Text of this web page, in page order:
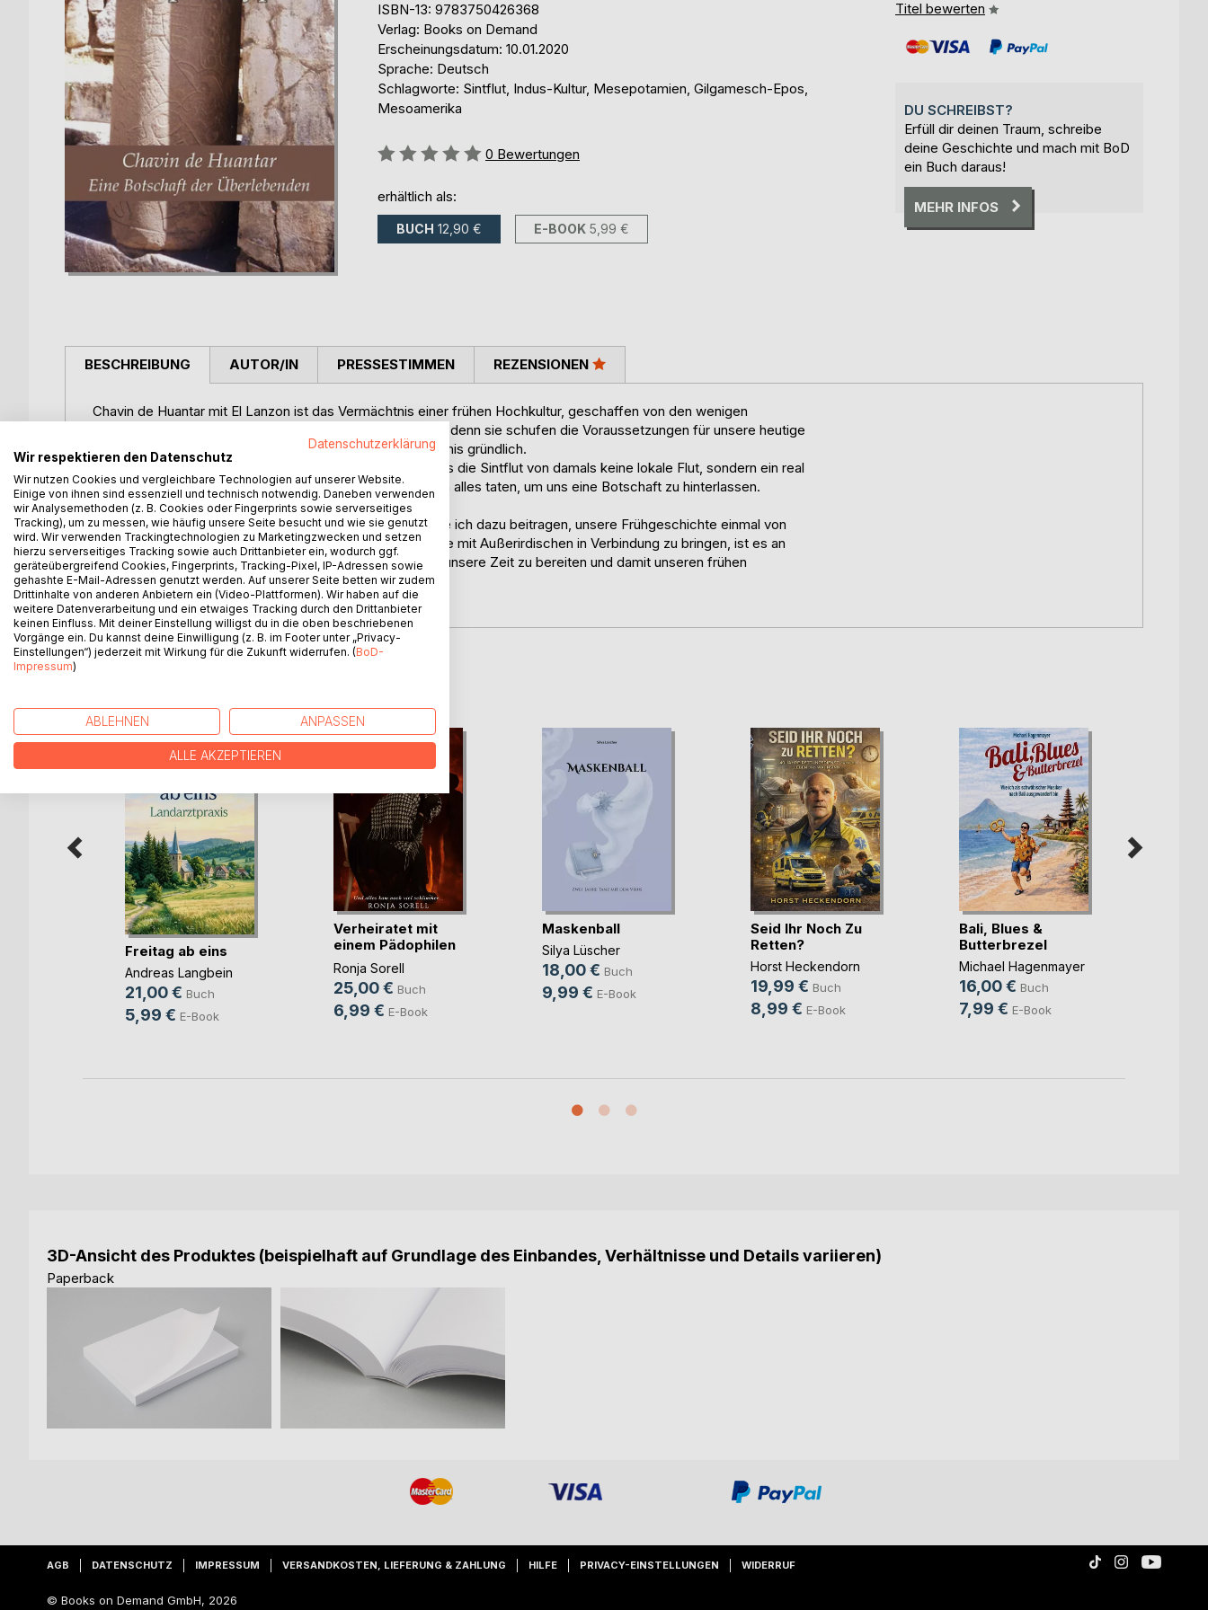
ISBN-13: 9783750426368
Verlag: Books on Demand
Erscheinungsdatum: 10.01.2020
Sprache: Deutsch
Schlagworte: Sintflut, Indus-Kultur, Mesepotamien, Gilgamesch-Epos,
Mesoamerika
Bewertung::
0 Bewertungen
erhältlich als:
BUCH 12,90 € E-BOOK 5,99 €
Titel bewerten
DU SCHREIBST?
Erfüll dir deinen Traum, schreibe
deine Geschichte und mach mit BoD
ein Buch daraus!
MEHR INFOS
BESCHREIBUNG
Chavin de Huantar mit El Lanzon ist das Vermächtnis einer frühen Hochkultur, geschaffen von den wenigen
Überlebenden der Apokalypse. Ihnen verdanken wir alles, denn sie schufen die Voraussetzungen für unsere heutige
Existenz. Doch leider missverstehen wir dieses Vermächtnis gründlich.
Anhand von Indizien versucht Rolf Gabler darzulegen, dass die Sintflut von damals keine lokale Flut, sondern ein real
erlebtes, globales Ereignis war und dass unsere Vorfahren alles taten, um uns eine Botschaft zu hinterlassen.
»Mit meinen Erörterungen über Chavin de Huantar möchte ich dazu beitragen, unsere Frühgeschichte einmal von
einer anderen Seite zu betrachten. Statt alles Unerklärliche mit Außerirdischen in Verbindung zu bringen, ist es an
der Zeit, der oder den frühen Hochkultur(en) den Weg in unsere Zeit zu bereiten und damit unseren frühen
Vorfahren Gerechtigkeit widerfahren lassen.«
Rolf Gabler
AUTOR/IN PRESSESTIMMEN REZENSIONEN
Freitag ab eins
Andreas Langbein
21,00 € Buch
5,99 € E-Book
Verheiratet mit
einem Pädophilen
u(...)
Ronja Sorell
25,00 € Buch
6,99 € E-Book
Maskenball
Silya Lüscher
18,00 € Buch
9,99 € E-Book
Seid Ihr Noch Zu
Retten?
Horst Heckendorn
19,99 € Buch
8,99 € E-Book
Bali, Blues &
Butterbrezel
Michael Hagenmayer
16,00 € Buch
7,99 € E-Book
3D-Ansicht des Produktes (beispielhaft auf Grundlage des Einbandes, Verhältnisse und Details variieren)
Paperback
AGB DATENSCHUTZ IMPRESSUM VERSANDKOSTEN, LIEFERUNG & ZAHLUNG HILFE PRIVACY-EINSTELLUNGEN WIDERRUF
© Books on Demand GmbH, 2026
Datenschutzerklärung
Wir respektieren den Datenschutz
Wir nutzen Cookies und vergleichbare Technologien auf unserer Website.
Einige von ihnen sind essenziell und technisch notwendig. Daneben verwenden
wir Analysemethoden (z. B. Cookies oder Fingerprints sowie serverseitiges
Tracking), um zu messen, wie häufig unsere Seite besucht und wie sie genutzt
wird. Wir verwenden Trackingtechnologien zu Marketingzwecken und setzen
hierzu serverseitiges Tracking sowie auch Drittanbieter ein, wodurch ggf.
geräteübergreifend Cookies, Fingerprints, Tracking-Pixel, IP-Adressen sowie
gehashte E-Mail-Adressen genutzt werden. Auf unserer Seite betten wir zudem
Drittinhalte von anderen Anbietern ein (Video-Plattformen). Wir haben auf die
weitere Datenverarbeitung und ein etwaiges Tracking durch den Drittanbieter
keinen Einfluss. Mit deiner Einstellung willigst du in die oben beschriebenen
Vorgänge ein. Du kannst deine Einwilligung (z. B. im Footer unter „Privacy-
Einstellungen“) jederzeit mit Wirkung für die Zukunft widerrufen. (BoD-
Impressum)
ABLEHNEN ANPASSEN
ALLE AKZEPTIEREN